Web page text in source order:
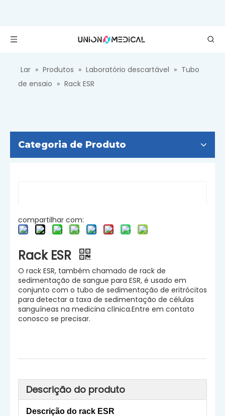
Lar » Produtos » Laboratório descartável » Tubo
de ensaio » Rack ESR
Categoria de Produto
compartilhar com:
Rack ESR
O rack ESR, também chamado de rack de
sedimentação de sangue para ESR, é usado em
conjunto com o tubo de sedimentação de eritrócitos
para detectar a taxa de sedimentação de células
sanguíneas na medicina clínica.Entre em contato
conosco se precisar.
Descrição do produto
Descrição do rack ESR